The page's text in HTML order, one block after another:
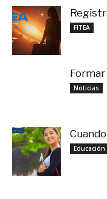
FITEA
Noticias